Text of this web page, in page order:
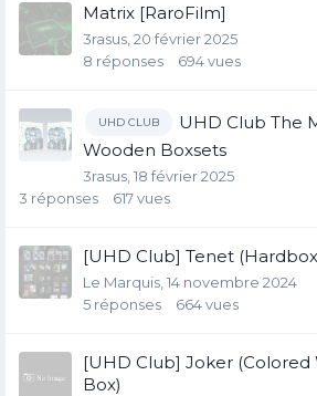
Matrix [RaroFilm]
3rasus 20 février 2025
8 réponses 694vues
UHD CLUB
UHD Club The
Wooden Boxsets
3rasus 18 février 2025
3 réponses 617vues
[UHD Club] Tenet
Le Marquis 14 novembre 2024
5 réponses 664vues
[UHD Club] Joker (Colored
Box)